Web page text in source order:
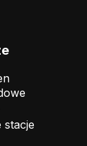
stacje